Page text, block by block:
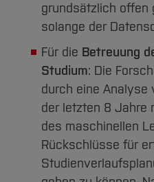
grundsätzlich offen
solange der
Für die Betreuung
Studium: Die
durch eine Analyse
der letzten 8 Jahre
des maschinellen
Rückschlüsse für